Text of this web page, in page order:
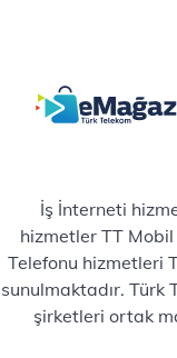
İş İnterneti
hizmetler TT
Telefonu hizmetleri
sunulmaktadır. Türk
şirketleri ortak